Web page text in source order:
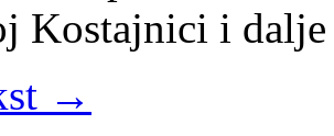
Kostajnici i
→